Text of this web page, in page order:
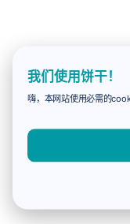
我们使用饼干！
嗨，本网站使用必需的